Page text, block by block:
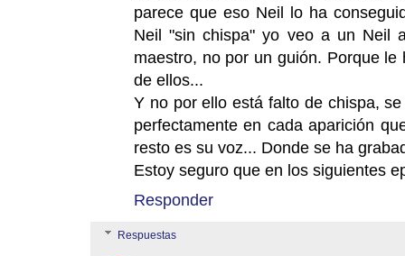
parece que eso Neil lo ha
Neil "sin chispa" yo veo a un Neil
maestro, no por un guión. Porque
de ellos...
Y no por ello está falto de chispa,
perfectamente en cada aparición
resto es su voz... Donde se ha
Estoy seguro que en los siguientes
Responder
Respuestas